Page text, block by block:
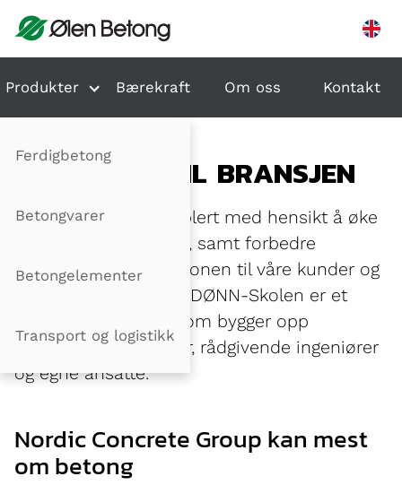
Hopp til innhold
Produkter
Ferdigbetong
Betongvarer
Betongelementer
Transport og logistikk
Bærekraft Om oss Kontakt
ET BIDRAG TIL BRANSJEN
DØNN-Skolen er etablert med hensikt å øke
kompetansen internt, samt forbedre
kunnskapen og relasjonen til våre kunder og
samarbeidspartnere. DØNN-Skolen er et
kompetansesenter som bygger opp
kunnskap hos kunder, rådgivende ingeniører
og egne ansatte.
Nordic Concrete Group kan mest
om betong